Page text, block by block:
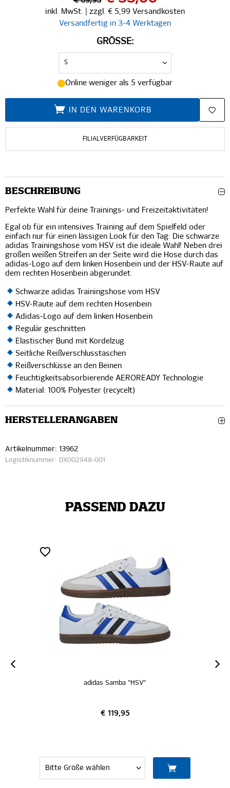
inkl. MwSt. | zzgl. € 5,99 Versandkosten
Versandfertig in 3-4 Werktagen
GRÖSSE:
Online weniger als 5 verfügbar
IN DEN WARENKORB
FILIALVERFÜGBARKEIT
BESCHREIBUNG
Perfekte Wahl für deine Trainings- und Freizeitaktivitäten!
Egal ob für ein intensives Training auf dem Spielfeld oder
einfach nur für einen lässigen Look für den Tag: Die schwarze
adidas Trainingshose vom HSV ist die ideale Wahl! Neben drei
großen weißen Streifen an der Seite wird die Hose durch das
adidas-Logo auf dem linken Hosenbein und der HSV-Raute auf
dem rechten Hosenbein abgerundet.
Schwarze adidas Trainingshose vom HSV
HSV-Raute auf dem rechten Hosenbein
Adidas-Logo auf dem linken Hosenbein
Regulär geschnitten
Elastischer Bund mit Kordelzug
Seitliche Reißverschlusstaschen
Reißverschlüsse an den Beinen
Feuchtigkeitsabsorbierende AEROREADY Technologie
Material: 100% Polyester (recycelt)
HERSTELLERANGABEN
Artikelnummer: 13962
Logistiknummer: DX002948-001
PASSEND DAZU
adidas Samba "HSV"
€ 119,95